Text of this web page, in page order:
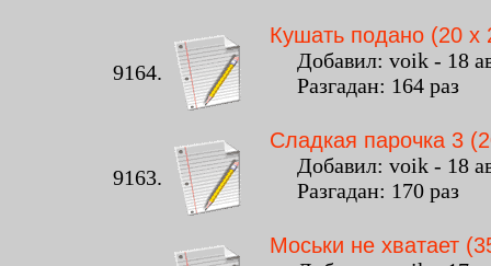
9164.
Кушать подано (20 x
Добавил: voik - 18
Разгадан: 164 раз
9163.
Сладкая парочка 3
Добавил: voik - 18
Разгадан: 170 раз
Моськи не хватает